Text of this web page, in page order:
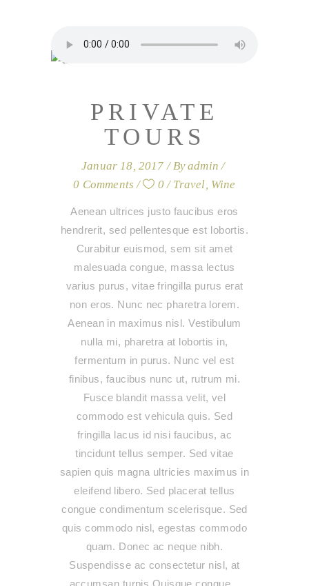
PRIVATE
TOURS
Januar 18, 2017 Byadmin
0 Comments
0 Travel Wine
Aenean ultrices justo faucibus eros
hendrerit, sed pellentesque est lobortis.
Curabitur euismod, sem sit amet
malesuada congue, massa lectus
varius purus, vitae fringilla purus erat
non eros. Nunc nec pharetra lorem.
Aenean in maximus nisl. Vestibulum
nulla mi, pharetra at lobortis in,
fermentum in purus. Nunc vel est
finibus, faucibus nunc ut, rutrum mi.
Fusce blandit massa velit, vel
commodo est vehicula quis. Sed
fringilla lacus id nisi faucibus, ac
tincidunt tellus semper. Sed vitae
sapien quis magna ultricies maximus in
eleifend libero. Sed placerat tellus
congue condimentum scelerisque. Sed
quis commodo nisl, egestas commodo
quam. Donec ac neque nibh.
Suspendisse ac consectetur nisl, at
accumsan turpis.Quisque congue